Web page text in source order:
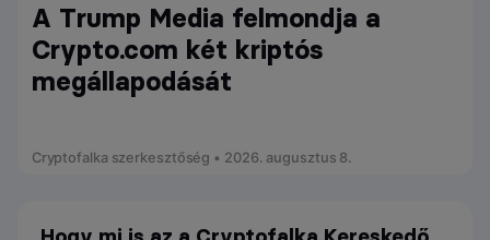
A Trump Media felmondja a
Crypto.com két kriptós
megállapodását
Cryptofalka szerkesztőség • 2026. augusztus 8.